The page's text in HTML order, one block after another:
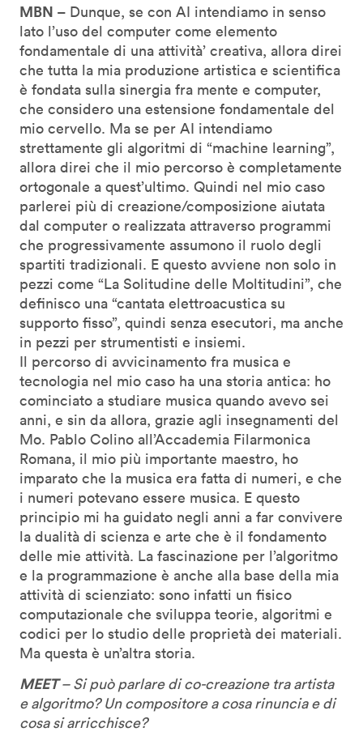
MBN – Dunque, se con AI intendiamo in senso
lato l’uso del computer come elemento
fondamentale di una attività’ creativa, allora direi
che tutta la mia produzione artistica e scientifica
è fondata sulla sinergia fra mente e computer,
che considero una estensione fondamentale del
mio cervello. Ma se per AI intendiamo
strettamente gli algoritmi di “machine learning”,
allora direi che il mio percorso è completamente
ortogonale a quest’ultimo. Quindi nel mio caso
parlerei più di creazione/composizione aiutata
dal computer o realizzata attraverso programmi
che progressivamente assumono il ruolo degli
spartiti tradizionali. E questo avviene non solo in
pezzi come “La Solitudine delle Moltitudini”, che
definisco una “cantata elettroacustica su
supporto fisso”, quindi senza esecutori, ma anche
in pezzi per strumentisti e insiemi.
Il percorso di avvicinamento fra musica e
tecnologia nel mio caso ha una storia antica: ho
cominciato a studiare musica quando avevo sei
anni, e sin da allora, grazie agli insegnamenti del
Mo. Pablo Colino all’Accademia Filarmonica
Romana, il mio più importante maestro, ho
imparato che la musica era fatta di numeri, e che
i numeri potevano essere musica. E questo
principio mi ha guidato negli anni a far convivere
la dualità di scienza e arte che è il fondamento
delle mie attività. La fascinazione per l’algoritmo
e la programmazione è anche alla base della mia
attività di scienziato: sono infatti un fisico
computazionale che sviluppa teorie, algoritmi e
codici per lo studio delle proprietà dei materiali.
Ma questa è un’altra storia.
MEET– Si può parlare di co-creazione tra artista
e algoritmo? Un compositore a cosa rinuncia e di
cosa si arricchisce?